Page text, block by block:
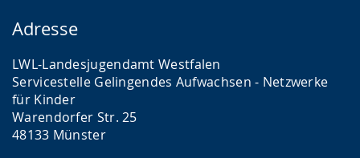
Adresse
LWL-Landesjugendamt Westfalen
Servicestelle Gelingendes Aufwachsen - Netzwerke
für Kinder
Warendorfer Str. 25
48133 Münster